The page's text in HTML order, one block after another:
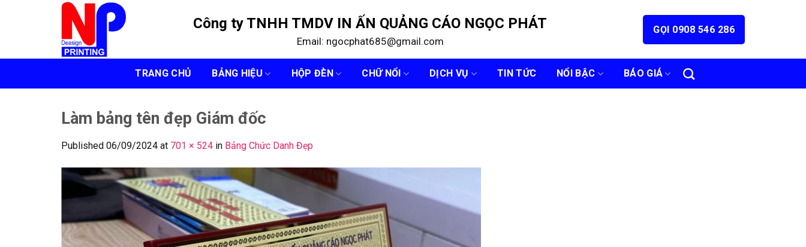
Công ty TNHH TMDV IN ẤN QUẢNG CÁO NGỌC PHÁT
Email: ngocphat685@gmail.com
GỌI 0908 546 286
TRANG CHỦ BẢNG HIỆU HỘP ĐÈN CHỮ NỔI DỊCH VỤ TIN TỨC NỔI BẬC BÁO GIÁ
Làm bảng tên đẹp Giám đốc
Published 06/09/2024 at 701 × 524 in Bảng Chức Danh Đẹp